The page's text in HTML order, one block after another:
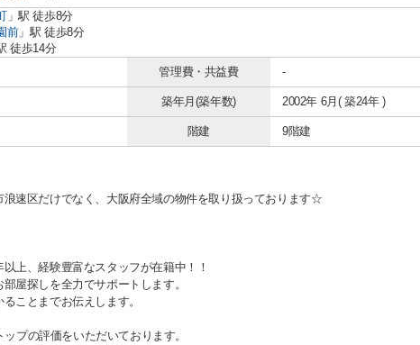
」駅 徒歩8分
前」駅 徒歩8分
徒歩14分
管理費・共益費 -
築年月(築年数) 2002年 6月( 築24年 )
階建 9階建
浪速区だけでなく、大阪府全域の物件を取り扱っております☆
上、経験豊富なスタッフが在籍中！！
屋探しを全力でサポートします。
ことまでお伝えします。
プの評価をいただいております。